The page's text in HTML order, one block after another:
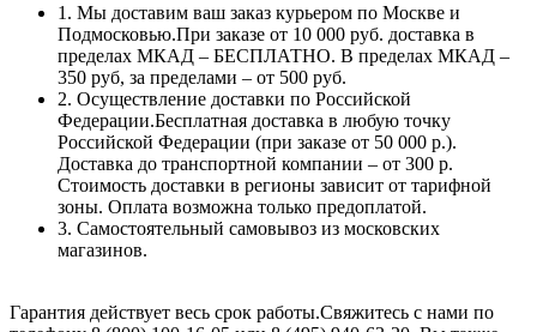
1. Мы доставим ваш заказ курьером по Москве и
Подмосковью.При заказе от 10 000 руб. доставка в
пределах МКАД – БЕСПЛАТНО. В пределах МКАД –
350 руб, за пределами – от 500 руб.
2. Осуществление доставки по Российской
Федерации.Бесплатная доставка в любую точку
Российской Федерации (при заказе от 50 000 р.).
Доставка до транспортной компании – от 300 р.
Стоимость доставки в регионы зависит от тарифной
зоны. Оплата возможна только предоплатой.
3. Самостоятельный самовывоз из московских
магазинов.
Гарантия действует весь срок работы.Свяжитесь с нами по